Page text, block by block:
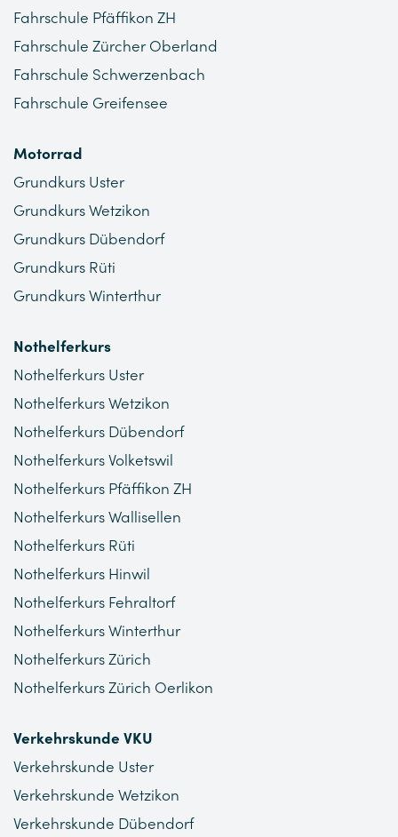
Fahrschule Pfäffikon ZH
Fahrschule Zürcher Oberland
Fahrschule Schwerzenbach
Fahrschule Greifensee
Motorrad
Grundkurs Uster
Grundkurs Wetzikon
Grundkurs Dübendorf
Grundkurs Rüti
Grundkurs Winterthur
Nothelferkurs
Nothelferkurs Uster
Nothelferkurs Wetzikon
Nothelferkurs Dübendorf
Nothelferkurs Volketswil
Nothelferkurs Pfäffikon ZH
Nothelferkurs Wallisellen
Nothelferkurs Rüti
Nothelferkurs Hinwil
Nothelferkurs Fehraltorf
Nothelferkurs Winterthur
Nothelferkurs Zürich
Nothelferkurs Zürich Oerlikon
Verkehrskunde VKU
Verkehrskunde Uster
Verkehrskunde Wetzikon
Verkehrskunde Dübendorf